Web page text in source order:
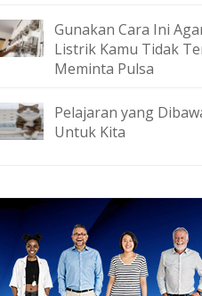
Gunakan Cara Ini
Listrik Kamu Tidak
Meminta Pulsa
Pelajaran yang
Untuk Kita